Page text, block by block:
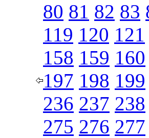
80 81 82 83
119 120 121
158 159 160
197 198 199
236 237 238
275 276 277